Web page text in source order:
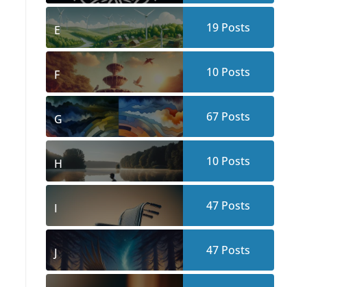
E 19 Posts
F 10 Posts
G 67 Posts
H 10 Posts
I 47 Posts
J 47 Posts